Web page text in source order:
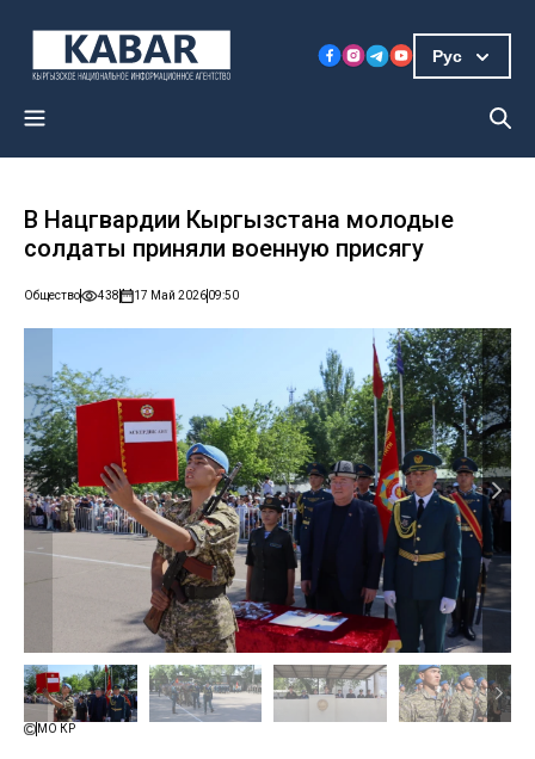
Рус
В Нацгвардии Кыргызстана молодые
солдаты приняли военную присягу
Общество 438 17 Май 202609:50
МО КР